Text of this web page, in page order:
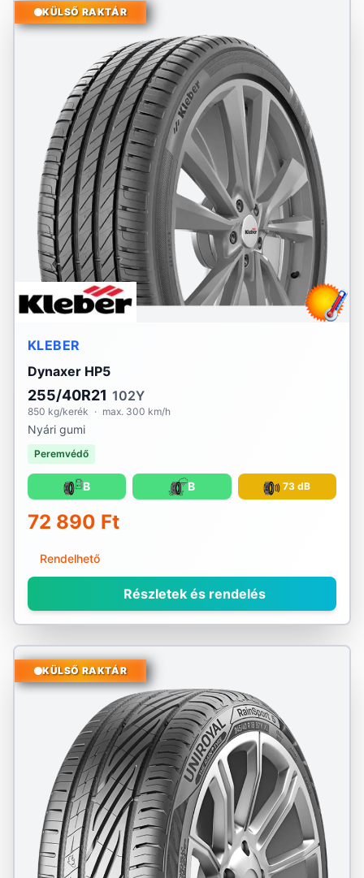
KÜLSŐ RAKTÁR
KLEBER
Dynaxer HP5
255/40R21 102Y
850 kg/kerék · max. 300 km/h
Nyári gumi
Peremvédő
B B 73 dB
72 890 Ft
Rendelhető
Részletek és rendelés
KÜLSŐ RAKTÁR